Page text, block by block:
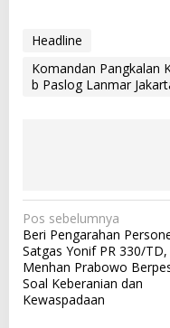
Headline
Komandan Pangkalan
b Paslog Lanmar
N
a
v
i
Pos sebelumnya
Beri Pengarahan
Satgas Yonif PR 330/TD,
Menhan Prabowo
Soal Keberanian dan
Kewaspadaan